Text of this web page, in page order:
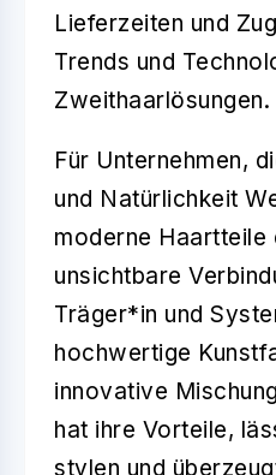
Lieferzeiten und
Trends und
Zweithaarlösungen.
Für Unternehmen,
und Natürlichkeit
moderne Haartteile
unsichtbare
Träger*in und
hochwertige
innovative
hat ihre Vorteile,
stylen und